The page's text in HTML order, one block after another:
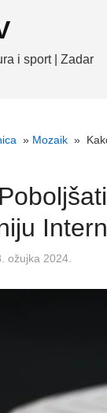
i sport | Zadar
» Mozaik »
ožujka 2024.